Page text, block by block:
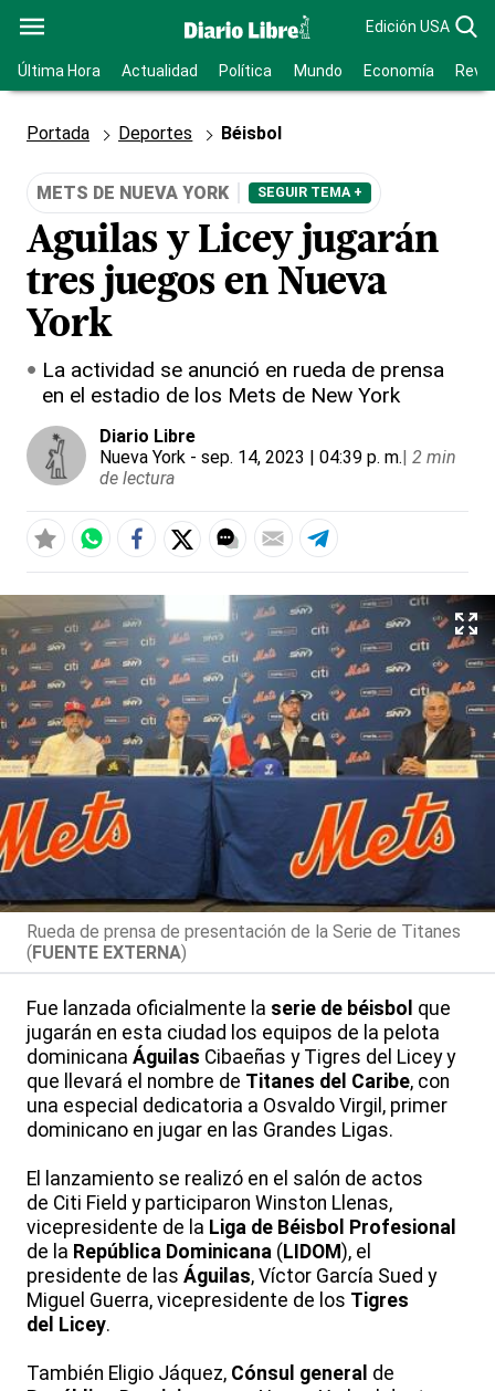
Edición USA
Última Hora Actualidad Política Mundo Economía
Portada Deportes Béisbol
METS DE NUEVA YORK SEGUIR TEMA +
Aguilas y Licey jugarán
tres juegos en Nueva
York
La actividad se anunció en rueda de prensa
en el estadio de los Mets de New York
Diario Libre
Nueva York - sep. 14, 2023 | 04:39 p. m.| 2 min
de lectura
Rueda de prensa de presentación de la Serie de Titanes
(FUENTE EXTERNA)
Fue lanzada oficialmente la serie de béisbol que
jugarán en esta ciudad los equipos de la pelota
dominicana Águilas Cibaeñas y Tigres del Licey y
que llevará el nombre de Titanes del Caribe, con
una especial dedicatoria a Osvaldo Virgil, primer
dominicano en jugar en las Grandes Ligas.
El lanzamiento se realizó en el salón de actos
de Citi Field y participaron Winston Llenas,
vicepresidente de la Liga de Béisbol Profesional
de la República Dominicana ( LIDOM ), el
presidente de las Águilas, Víctor García Sued y
Miguel Guerra, vicepresidente de los Tigres
del Licey.
También Eligio Jáquez, Cónsul general de